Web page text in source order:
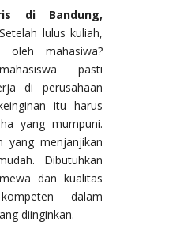
di Bandung,
Setelah lulus kuliah,
oleh mahasiwa?
pasti
di perusahaan
itu harus
yang mumpuni.
yang menjanjikan
Dibutuhkan
dan kualitas
dalam
diinginkan.